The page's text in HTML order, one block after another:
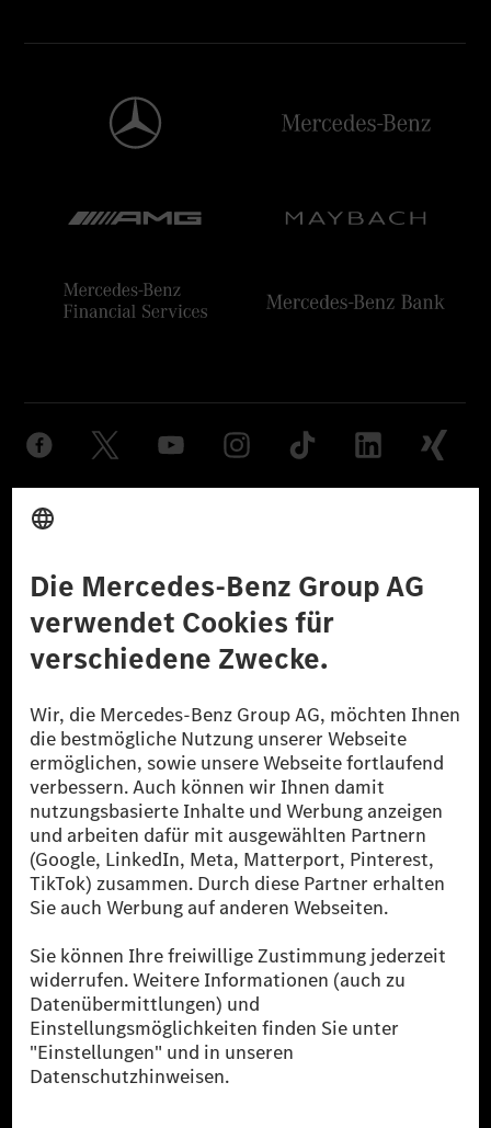
© 2026 Mercedes-Benz Group AG. Alle Rechte vorbehalten.
reduzierte CO₂-Emissionen bei der Mercedes-Benz Group durch
zertifizierte Ausgleichsprojekte kompensiert werden.
[2] Renewable Charging ist ein integraler Bestandteil von MB.CHARGE
Public in Europa, den USA, Kanada und China. Sofern an der jeweiligen
Ladestation noch kein Strom aus erneuerbaren Energien vorliegt,
verwendet Renewable Charging Grünstromzertifikate*. Diese stellen
sicher, dass für Ladevorgänge über MB.CHARGE Public eine äquivalente
Strommenge aus erneuerbaren Energien ins Stromnetz eingespeist wird.
Sie stammen ausschließlich aus Wind- und Solarkraftanlagen, die jünger
als sechs Jahre sind.
* Inkl. EKOenergy Ökolabel
* Die angegebenen Werte wurden nach dem vorgeschriebenen
Messverfahren WLTP (Worldwide harmonised Light vehicles Test
Procedure) ermittelt. Die angegebenen Spannweiten beziehen sich auf
den europäischen Markt. Der Energieverbrauch und der CO₂-Ausstoß
eines Pkw sind nicht nur von der effizienten Ausnutzung des Kraftstoffs
bzw. des Energieträgers durch den Pkw, sondern auch vom Fahrstil und
anderen nichttechnischen Faktoren abhängig.
** Der Stromverbrauch wurde auf der Grundlage der VO 692/2008/EG